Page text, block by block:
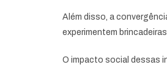
Além disso, a
experimentem
O impacto social dessas